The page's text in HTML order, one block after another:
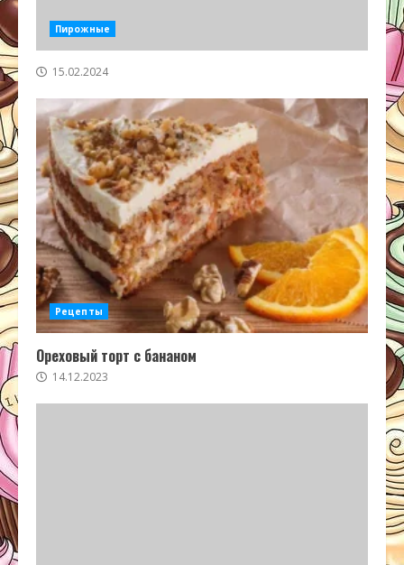
Пирожные
15.02.2024
Рецепты
Ореховый торт с бананом
14.12.2023